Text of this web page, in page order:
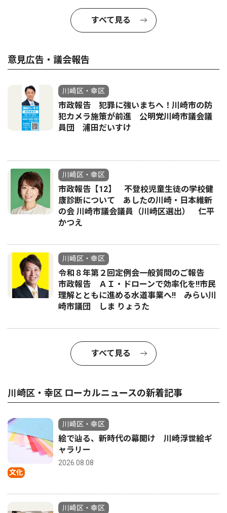
すべて見る
意見広告・議会報告
川崎区・幸区
市政報告 犯罪に強いまちへ！川崎市の防
犯カメラ施策が前進 公明党川崎市議会議
員団 浦田だいすけ
川崎区・幸区
市政報告【12】 不登校児童生徒の学校健
康診断について あしたの川崎・日本維新
の会 川崎市議会議員（川崎区選出） 仁平
かつえ
川崎区・幸区
令和８年第２回定例会一般質問のご報告
市政報告 ＡＩ・ドローンで効率化を!!市民
理解とともに進める水道事業へ!! みらい川
崎市議団 しま りょうた
すべて見る
川崎区・幸区 ローカルニュースの新着記事
文化
川崎区・幸区
絵で辿る、新時代の幕開け 川崎浮世絵ギ
ャラリー
2026.08.08
川崎区・幸区